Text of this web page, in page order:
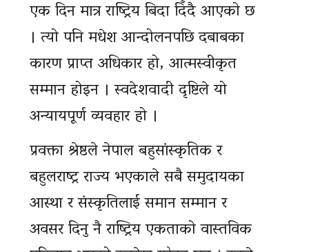
एक दिन मात्र राष्ट्रिय बिदा दिँदै आएको छ
। त्यो पनि मधेश आन्दोलनपछि दबाबका
कारण प्राप्त अधिकार हो, आत्मस्वीकृत
सम्मान होइन । स्वदेशवादी दृष्टिले यो
अन्यायपूर्ण व्यवहार हो ।
प्रवक्ता श्रेष्ठले नेपाल बहुसांस्कृतिक र
बहुलराष्ट्र राज्य भएकाले सबै समुदायका
आस्था र संस्कृतिलाई समान सम्मान र
अवसर दिनु नै राष्ट्रिय एकताको वास्तविक